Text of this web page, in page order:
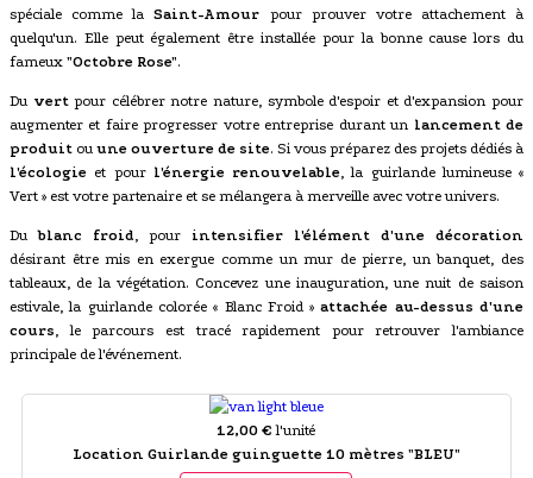
spéciale comme laSaint-Amour pour prouver votre attachement à
quelqu'un. Elle peut également être installée pour la bonne cause lors du
fameux "Octobre Rose".
Du vertpour célébrer notre nature, symbole d'espoir et d'expansion pour
augmenter et faire progresser votre entreprise durant un lancement de
produit ou une ouverture de site. Si vous préparez des projets dédiés à
l'écologie et pour l'énergie renouvelable, la guirlande lumineuse «
Vert » est votre partenaire et se mélangera à merveille avec votre univers.
Dublanc froid, pour intensifier l'élément d'une décoration
désirant être mis en exergue comme un mur de pierre, un banquet, des
tableaux, de la végétation. Concevez une inauguration, une nuit de saison
estivale, la guirlande colorée « Blanc Froid »attachée au-dessus d'une
cours, le parcours est tracé rapidement pour retrouver l'ambiance
principale de l'événement.
12,00 € l'unité
Location Guirlande guinguette 10 mètres "BLEU"